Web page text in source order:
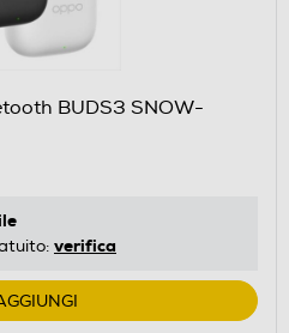
BUDS3 SNOW-
verifica